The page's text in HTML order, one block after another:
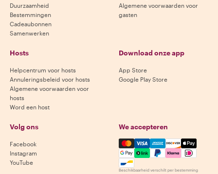
Duurzaamheid
Bestemmingen
Cadeaubonnen
Samenwerken
Algemene voorwaarden voor
gasten
Hosts
Helpcentrum voor hosts
Annuleringsbeleid voor hosts
Algemene voorwaarden voor
hosts
Word een host
Download onze app
App Store
Google Play Store
Volg ons
Facebook
Instagram
YouTube
We accepteren
Mastercard, Visa, Amex,
Beschikbaarheid verschilt per bestemming